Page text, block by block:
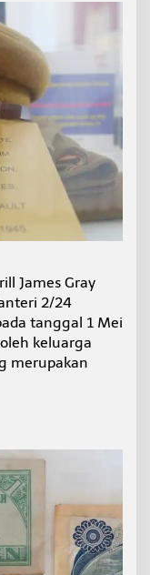
James Gray
2/24
tanggal 1 Mei
keluarga
merupakan